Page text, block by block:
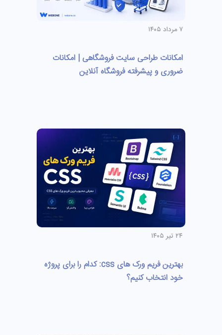
۷ مرداد ۱۴۰۵
امکانات طراحی سایت فروشگاهی | امکانات
ضروری و پیشرفته فروشگاه آنلاین
۲۴ تیر ۱۴۰۵
بهترین فریم ورک های css: کدام را برای پروژه
خود انتخاب کنیم؟